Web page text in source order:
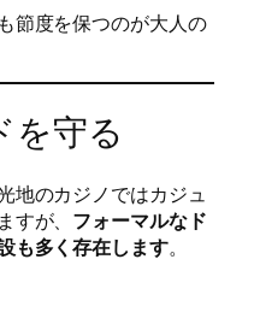
節度を保つのが大人の
を守る
地のカジノではカジュ
が、 フォーマルなド
も多く存在します。